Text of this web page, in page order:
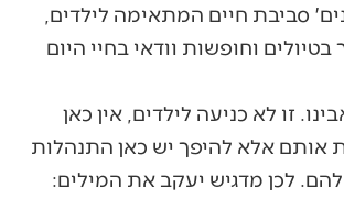
סביבת חיים המתאימה לילדים,
וחופשות וודאי בחיי היום
זו לא כניעה לילדים, אין כאן
אותם אלא להיפך יש כאן התנהלות
לכן מדגיש יעקב את המילים: